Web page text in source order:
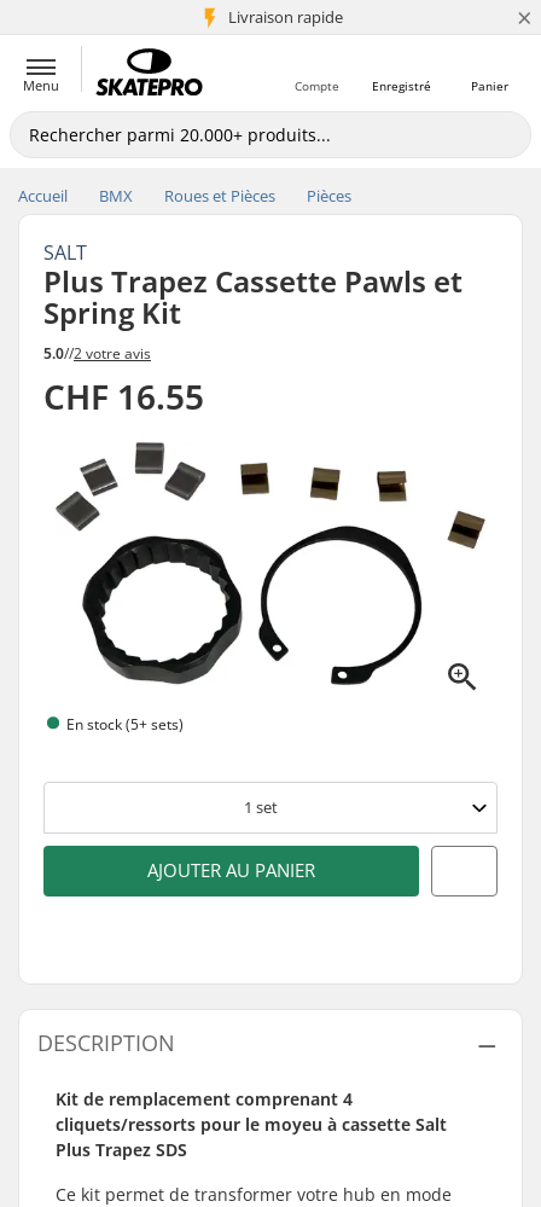
Livraison rapide
+5 mio de clients ×
Menu Panier
Enregistré
Compte
Accueil BMX Roues et Pièces Pièces
SALT
Plus Trapez Cassette Pawls et
Spring Kit
5.0//2 votre avis
CHF 16.55
En stock (5+ sets)
1 set
AJOUTER AU PANIER
DESCRIPTION
Kit de remplacement comprenant 4
cliquets/ressorts pour le moyeu à cassette Salt
Plus Trapez SDS
Ce kit permet de transformer votre hub en mode